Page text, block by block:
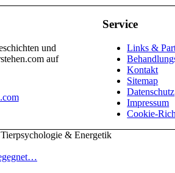
und
auf
Service
Links &
Kontakt
Sitemap
Datenschutz
Impressum
Cookie-
& Energetik